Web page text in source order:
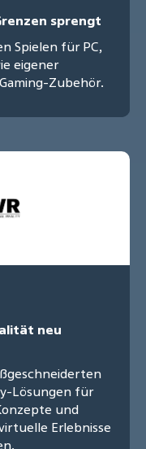
sprengt
Spielen für PC,
eigener
Zubehör.
neu
Lösungen für
und
Erlebnisse